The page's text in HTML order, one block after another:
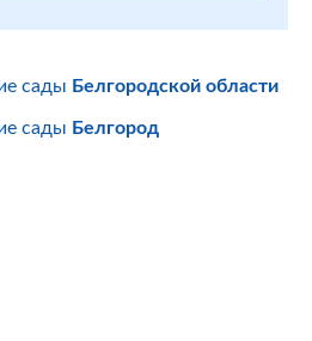
сады Белгородской области
сады Белгород